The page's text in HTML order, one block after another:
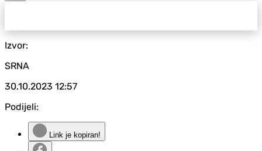
Izvor:
SRNA
30.10.2023 12:57
Podijeli:
Link je kopiran!